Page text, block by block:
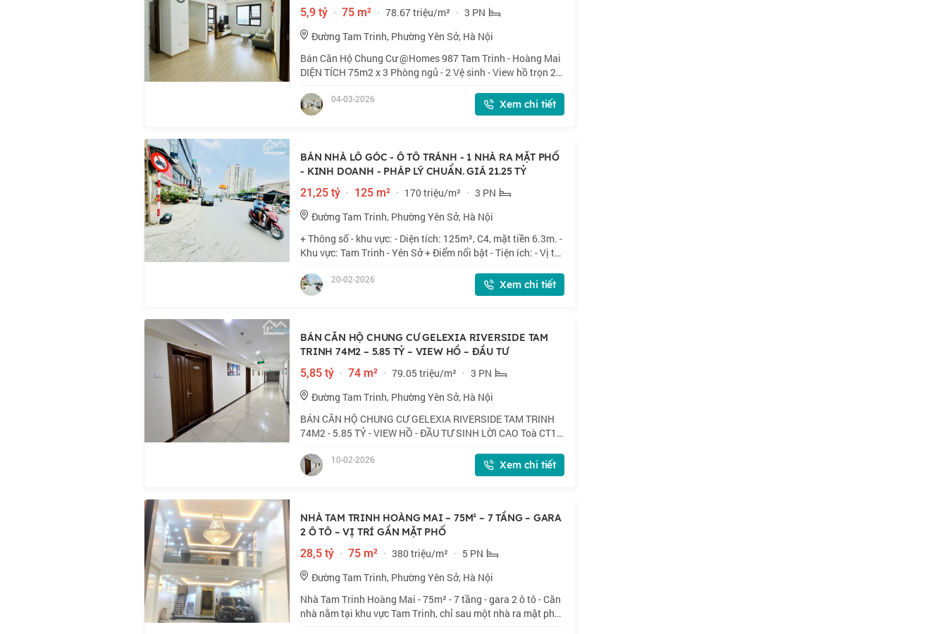
5,9 tỷ · 75 m² · 78.67 triệu/m² · 3 PN
Đường Tam Trinh, Phường Yên Sở, Hà Nội
Bán Căn Hộ Chung Cư @Homes 987 Tam Trinh - Hoàng Mai
DIỆN TÍCH 75m2 x 3 Phòng ngủ - 2 Vệ sinh - View hồ trọn 2
đón Tết Toà chung cư mặt đườ
04-03-2026 Xem chi tiết
BÁN NHÀ LÔ GÓC - Ô TÔ TRÁNH - 1 NHÀ RA MẶT PHỐ
- KINH DOANH - PHÁP LÝ CHUẨN. GIÁ 21.25 TỶ
21,25 tỷ · 125 m² · 170 triệu/m² · 3 PN
Đường Tam Trinh, Phường Yên Sở, Hà Nội
+ Thông số - khu vực: - Diện tích: 125m², C4, mặt tiền 6.3m. -
Khu vực: Tam Trinh - Yên Sở + Điểm nổi bật - Tiện ích: - Vị trí
gần Siêu Thị
20-02-2026 Xem chi tiết
BÁN CĂN HỘ CHUNG CƯ GELEXIA RIVERSIDE TAM
TRINH 74M2 – 5.85 TỶ – VIEW HỒ – ĐẦU TƯ
5,85 tỷ · 74 m² · 79.05 triệu/m² · 3 PN
Đường Tam Trinh, Phường Yên Sở, Hà Nội
BÁN CĂN HỘ CHUNG CƯ GELEXIA RIVERSIDE TAM TRINH
74M2 - 5.85 TỶ - VIEW HỒ - ĐẦU TƯ SINH LỜI CAO Toà CT1 -
bán: 5.85 tỷ (mức giá tốt nhất toà - đ
10-02-2026 Xem chi tiết
NHÀ TAM TRINH HOÀNG MAI – 75M² – 7 TẦNG – GARA
2 Ô TÔ – VỊ TRÍ GẦN MẶT PHỐ
28,5 tỷ · 75 m² · 380 triệu/m² · 5 PN
Đường Tam Trinh, Phường Yên Sở, Hà Nội
Nhà Tam Trinh Hoàng Mai - 75m² - 7 tầng - gara 2 ô tô - Căn
nhà nằm tại khu vực Tam Trinh, chỉ sau một nhà ra mặt phố,